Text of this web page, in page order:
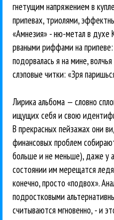
гнетущим напряжением в
припевах, триолями,
«Амнезия» - ню-метал в духе
рваными риффами на припеве:
подорвалась я на мине,
слэповые читки: «Зря
Лирика альбома — словно
ищущих себя и свою
В прекрасных пейзажах они
финансовых проблем
больше и не меньше), даже у
состоянии им мерещатся
конечно, просто «подвох».
подростковыми
считываются мгновенно, - и